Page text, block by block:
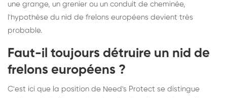
une grange, un grenier ou un conduit de cheminée,
l'hypothèse du nid de frelons européens devient très
probable.
Faut-il toujours détruire un nid de
frelons européens ?
C'est ici que la position de Need's Protect se distingue